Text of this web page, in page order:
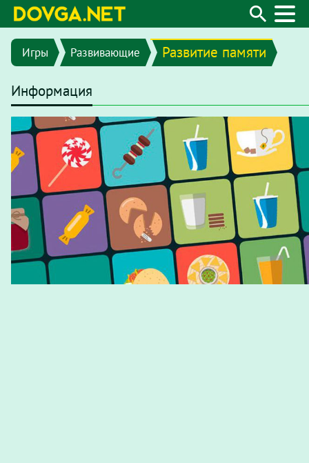
Игры Развивающие Развитие памяти
Информация